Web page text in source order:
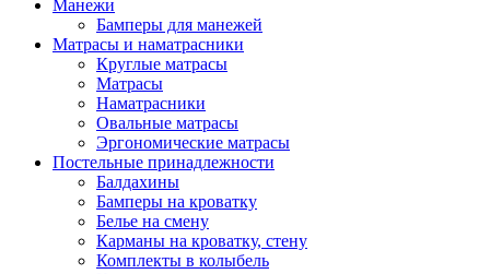
Манежи
Бамперы для манежей
Матрасы и наматрасники
Круглые матрасы
Матрасы
Наматрасники
Овальные матрасы
Эргономические матрасы
Постельные принадлежности
Балдахины
Бамперы на кроватку
Белье на смену
Карманы на кроватку, стену
Комплекты в колыбель